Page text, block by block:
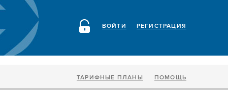
РЕГИСТРАЦИЯ
ВОЙТИ
ТАРИФНЫЕ ПЛАНЫ ПОМОЩЬ